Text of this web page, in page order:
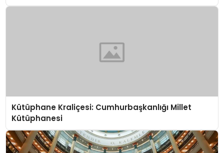
Kütüphane Kraliçesi: Cumhurbaşkanlığı Millet
Kütüphanesi